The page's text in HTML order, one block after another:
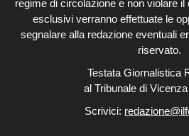
regime di circolazione e non violare il
esclusivi verranno effettuate le
segnalare alla redazione eventuali
riservato.
Testata Giornalistica
al Tribunale di
Scrivici: